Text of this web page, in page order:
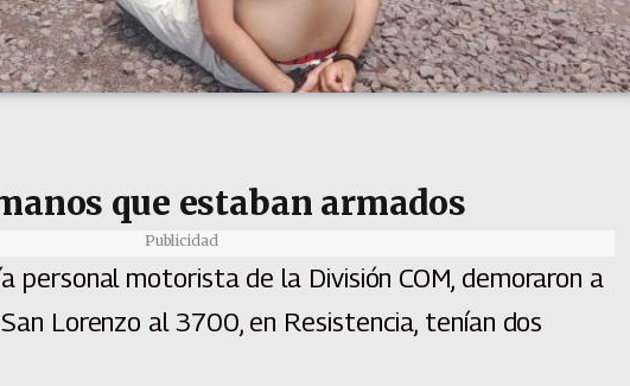
que estaban armados
Publicidad
personal motorista de la División COM, demoraron a
Lorenzo al 3700, en Resistencia, tenían dos